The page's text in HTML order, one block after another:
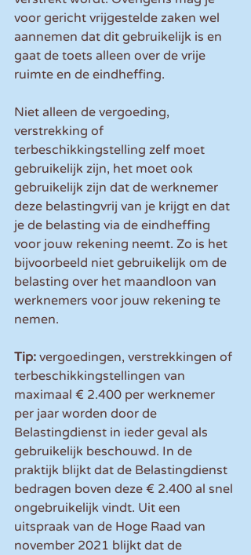
voor gericht vrijgestelde zaken wel
aannemen dat dit gebruikelijk is en
gaat de toets alleen over de vrije
ruimte en de eindheffing.
Niet alleen de vergoeding,
verstrekking of
terbeschikkingstelling zelf moet
gebruikelijk zijn, het moet ook
gebruikelijk zijn dat de werknemer
deze belastingvrij van je krijgt en dat
je de belasting via de eindheffing
voor jouw rekening neemt. Zo is het
bijvoorbeeld niet gebruikelijk om de
belasting over het maandloon van
werknemers voor jouw rekening te
nemen.
Tip: vergoedingen, verstrekkingen of
terbeschikkingstellingen van
maximaal € 2.400 per werknemer
per jaar worden door de
Belastingdienst in ieder geval als
gebruikelijk beschouwd. In de
praktijk blijkt dat de Belastingdienst
bedragen boven deze € 2.400 al snel
ongebruikelijk vindt. Uit een
uitspraak van de Hoge Raad van
november 2021 blijkt dat de